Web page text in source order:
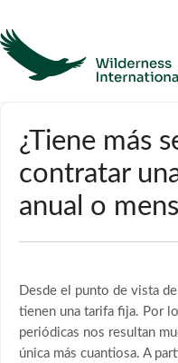
¿Tiene más
contratar
anual o
Desde el punto de vista
tienen una tarifa fija. Por
periódicas nos resultan
única más cuantiosa. A